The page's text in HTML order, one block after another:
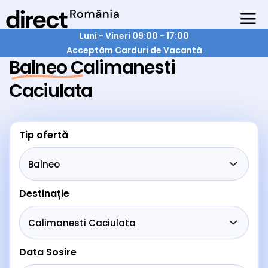
Luni - Vineri 09:00 - 17:00
Acceptăm Carduri de Vacantă
Balneo Calimanesti
Caciulata
Tip ofertă
Destinație
Data Sosire